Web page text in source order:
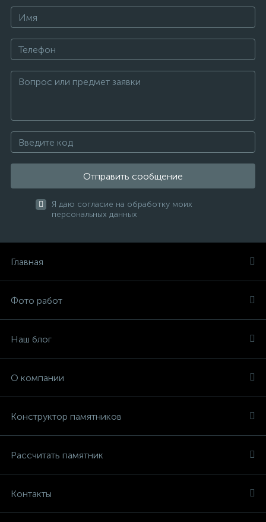
Отправить сообщение
Я даю согласие на обработку моих
персональных данных
Главная
Фото работ
Наш блог
О компании
Конструктор памятников
Рассчитать памятник
Контакты